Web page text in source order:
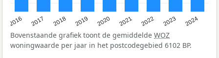
2016 2017 2018 2019 2020 2021 2022 2023 2024
Bovenstaande grafiek toont de gemiddelde WOZ
woningwaarde per jaar in het postcodegebied 6102 BP.